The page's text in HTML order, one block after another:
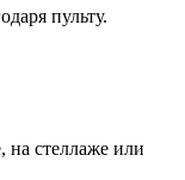
пульту.
на стеллаже или